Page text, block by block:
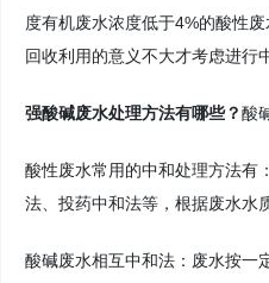
度有机废水浓度低于4%的酸性
回收利用的意义不大才考虑进行
强酸碱废水处理方法有哪些？酸
酸性废水常用的中和处理方法有
法、投药中和法等，根据废水水
酸碱废水相互中和法：废水按一